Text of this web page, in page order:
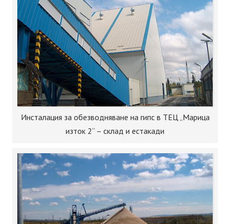
Инсталация за обезводняване на гипс в ТЕЦ „Марица
изток 2“ – склад и естакади